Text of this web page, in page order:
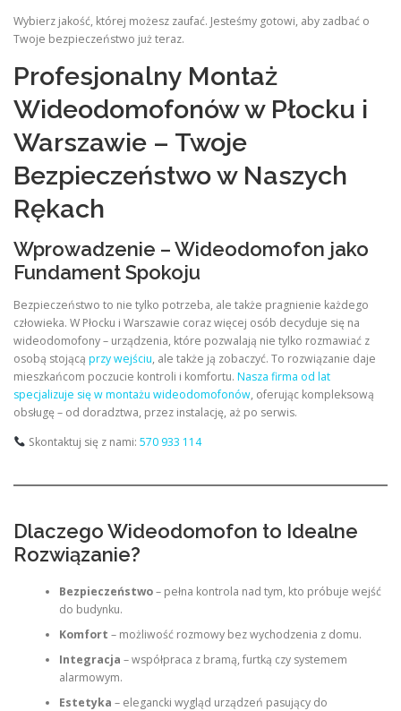
Wybierz jakość, której możesz zaufać. Jesteśmy gotowi, aby zadbać o
Twoje bezpieczeństwo już teraz.
Profesjonalny Montaż
Wideodomofonów w Płocku i
Warszawie – Twoje
Bezpieczeństwo w Naszych
Rękach
Wprowadzenie – Wideodomofon jako
Fundament Spokoju
Bezpieczeństwo to nie tylko potrzeba, ale także pragnienie każdego
człowieka. W Płocku i Warszawie coraz więcej osób decyduje się na
wideodomofony – urządzenia, które pozwalają nie tylko rozmawiać z
osobą stojącą przy wejściu, ale także ją zobaczyć. To rozwiązanie daje
mieszkańcom poczucie kontroli i komfortu. Nasza firma od lat
specjalizuje się w montażu wideodomofonów, oferując kompleksową
obsługę – od doradztwa, przez instalację, aż po serwis.
Skontaktuj się z nami: 570 933 114
Dlaczego Wideodomofon to Idealne
Rozwiązanie?
Bezpieczeństwo– pełna kontrola nad tym, kto próbuje wejść
do budynku.
Komfort – możliwość rozmowy bez wychodzenia z domu.
Integracja – współpraca z bramą, furtką czy systemem
alarmowym.
Estetyka – elegancki wygląd urządzeń pasujący do